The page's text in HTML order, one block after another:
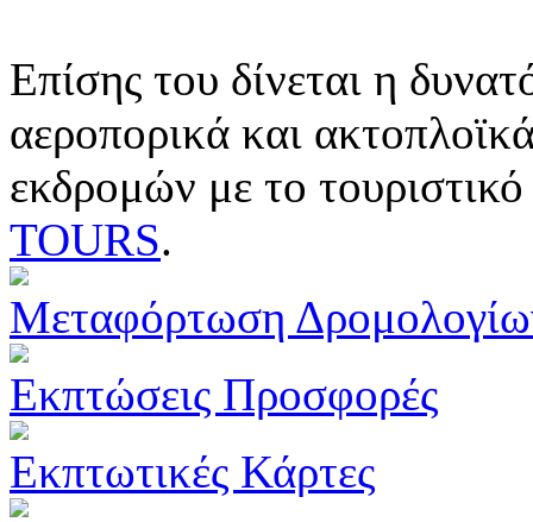
Επίσης του δίνεται η
αεροπορικά και
εκδρομών με το
TOURS.
Μεταφόρτωση
Εκπτώσεις Προσφορές
Εκπτωτικές Κάρτες